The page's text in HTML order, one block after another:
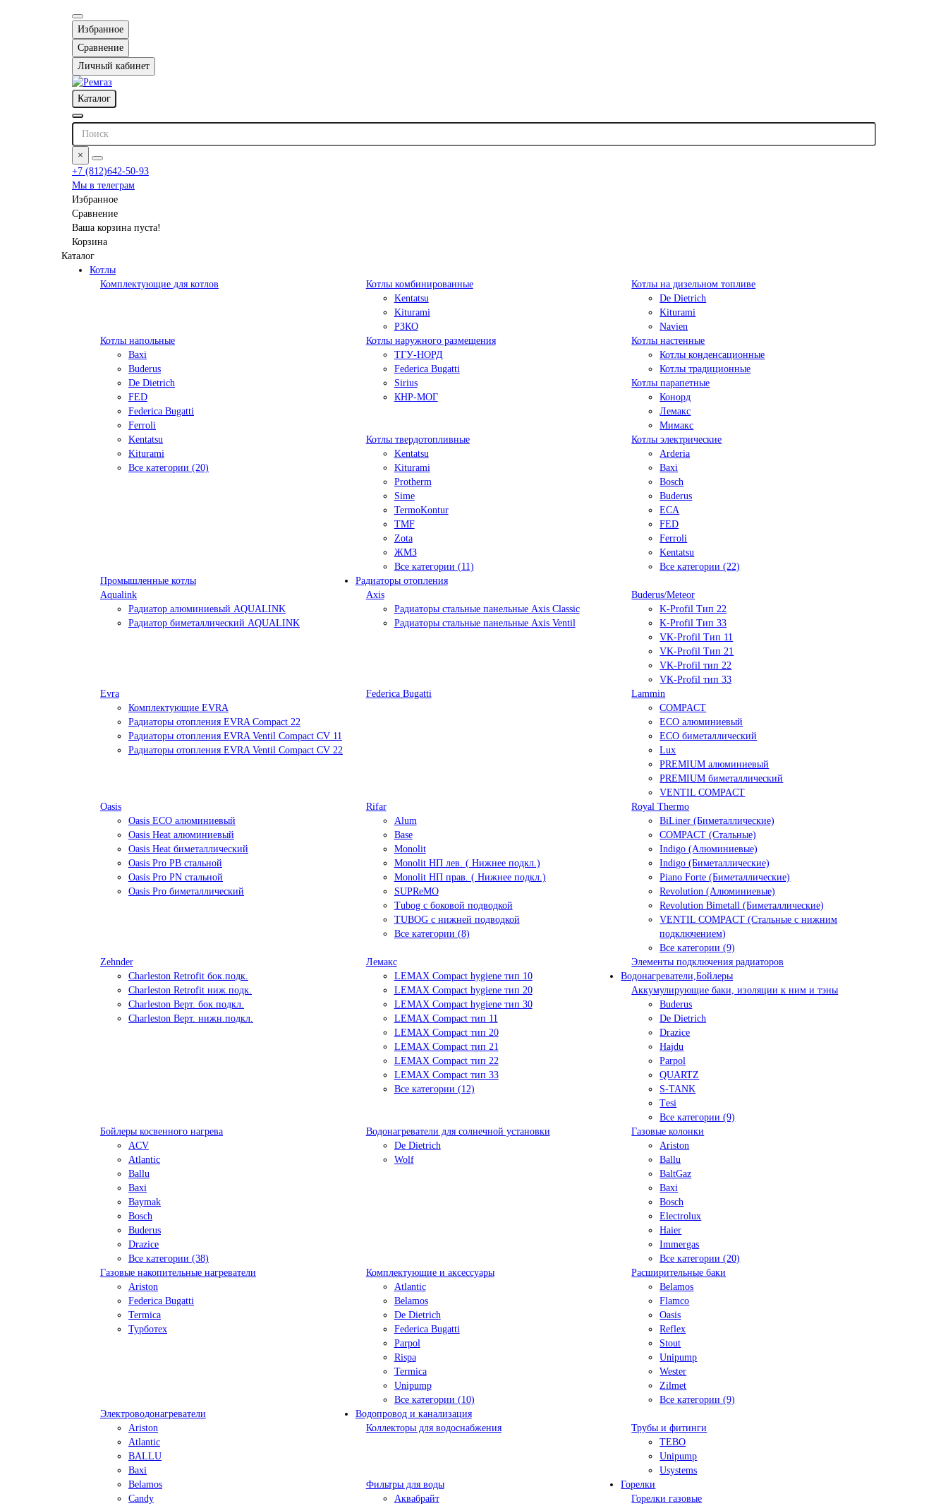
Избранное
Сравнение
Личный кабинет
Каталог
×
+7 (812)642-50-93
Мы в телеграм
Избранное
Сравнение
Ваша корзина пуста!
Корзина
Каталог
Котлы
Комплектующие для котлов
Котлы комбинированные
Kentatsu
Kiturami
РЗКО
Котлы на дизельном топливе
De Dietrich
Kiturami
Navien
Котлы напольные
Baxi
Buderus
De Dietrich
FED
Federica Bugatti
Ferroli
Kentatsu
Kiturami
Все категории (20)
Котлы наружного размещения
ТГУ-НОРД
Federica Bugatti
Sirius
КНР-МОГ
Котлы настенные
Котлы конденсационные
Котлы традиционные
Котлы парапетные
Конорд
Лемакс
Мимакс
Котлы твердотопливные
Kentatsu
Kiturami
Protherm
Sime
TermoKontur
TMF
Zota
ЖМЗ
Все категории (11)
Котлы электрические
Arderia
Baxi
Bosch
Buderus
ECA
FED
Ferroli
Kentatsu
Все категории (22)
Промышленные котлы
Радиаторы отопления
Aqualink
Радиатор алюминиевый AQUALINK
Радиатор биметаллический AQUALINK
Axis
Радиаторы стальные панельные Axis Classic
Радиаторы стальные панельные Axis Ventil
Buderus/Meteor
K-Profil Тип 22
K-Profil Тип 33
VK-Profil Тип 11
VK-Profil Тип 21
VK-Profil тип 22
VK-Profil тип 33
Evra
Комплектующие EVRA
Радиаторы отопления EVRA Compact 22
Радиаторы отопления EVRA Ventil Compact CV 11
Радиаторы отопления EVRA Ventil Compact CV 22
Federica Bugatti
Lammin
COMPACT
ECO алюминиевый
ECO биметаллический
Lux
PREMIUM алюминиевый
PREMIUM биметаллический
VENTIL COMPACT
Oasis
Oasis ECO алюминиевый
Oasis Heat алюминиевый
Oasis Heat биметаллический
Oasis Pro PB стальной
Oasis Pro PN стальной
Oasis Pro биметаллический
Rifar
Alum
Base
Monolit
Monolit НП лев. ( Нижнее подкл.)
Monolit НП прав. ( Нижнее подкл.)
SUPReMO
Tubog с боковой подводкой
TUBOG с нижней подводкой
Все категории (8)
Royal Thermo
BiLiner (Биметаллические)
COMPACT (Стальные)
Indigo (Алюминиевые)
Indigo (Биметаллические)
Piano Forte (Биметаллические)
Revolution (Алюминиевые)
Revolution Bimetall (Биметаллические)
VENTIL COMPACT (Стальные с нижним
подключением)
Все категории (9)
Zehnder
Charleston Retrofit бок.подк.
Charleston Retrofit ниж.подк.
Charleston Верт. бок.подкл.
Charleston Верт. нижн.подкл.
Лемакс
LEMAX Compact hygiene тип 10
LEMAX Compact hygiene тип 20
LEMAX Compact hygiene тип 30
LEMAX Compact тип 11
LEMAX Compact тип 20
LEMAX Compact тип 21
LEMAX Compact тип 22
LEMAX Compact тип 33
Все категории (12)
Элементы подключения радиаторов
Водонагреватели,Бойлеры
Аккумулирующие баки, изоляции к ним и тэны
Buderus
De Dietrich
Drazice
Hajdu
Parpol
QUARTZ
S-TANK
Tеsi
Все категории (9)
Бойлеры косвенного нагрева
ACV
Atlantic
Ballu
Baxi
Baymak
Bosch
Buderus
Drazice
Все категории (38)
Водонагреватели для солнечной установки
De Dietrich
Wolf
Газовые колонки
Ariston
Ballu
BaltGaz
Baxi
Bosсh
Electrolux
Haier
Immergas
Все категории (20)
Газовые накопительные нагреватели
Ariston
Federica Bugatti
Termica
Турботех
Комплектующие и аксессуары
Atlantic
Belamos
De Dietrich
Federica Bugatti
Parpol
Rispa
Termica
Unipump
Все категории (10)
Расширительные баки
Belamos
Flamco
Oasis
Reflex
Stout
Unipump
Wester
Zilmet
Все категории (9)
Электроводонагреватели
Ariston
Atlantic
BALLU
Baxi
Belamos
Candy
Водопровод и канализация
Коллекторы для водоснабжения
Трубы и фитинги
TEBO
Unipump
Usystems
Фильтры для воды
Аквабрайт
Горелки
Горелки газовые